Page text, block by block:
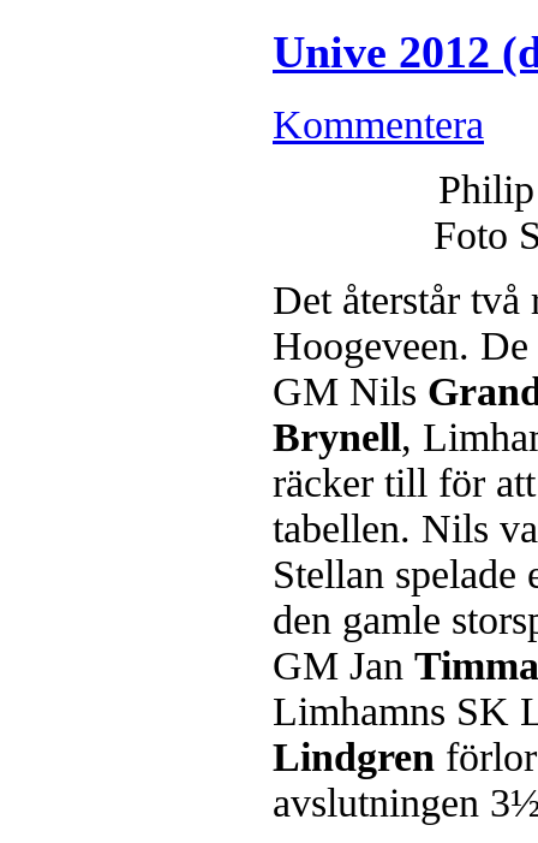
Unive 2012
Kommentera
Foto
Det återstår
Hoogeveen. De
GM Nils
Brynell,
räcker till för
tabellen. Nils
Stellan spelade
den gamle
GM Jan
Limhamns SK
Lindgren
avslutningen